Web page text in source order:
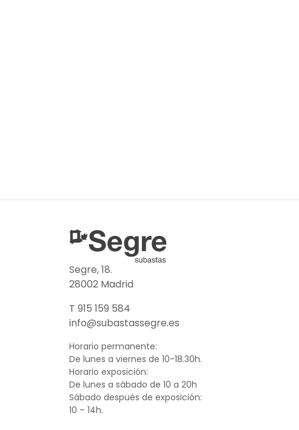
Segre, 18.
28002 Madrid
T 915 159 584
info@subastassegre.es
Horario permanente:
De lunes a viernes de 10-18.30h.
Horario exposición:
De lunes a sábado de 10 a 20h
Sábado después de exposición:
10 – 14h.